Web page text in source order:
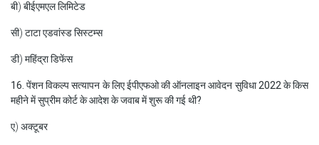
बी) बीईएमएल लिमिटेड
सी) टाटा एडवांस्ड सिस्टम्स
डी) महिंद्रा डिफेंस
16. पेंशन विकल्प सत्यापन के लिए ईपीएफओ की ऑनलाइन आवेदन सुविधा 2022 के किस
महीने में सुप्रीम कोर्ट के आदेश के जवाब में शुरू की गई थी?
ए) अक्टूबर